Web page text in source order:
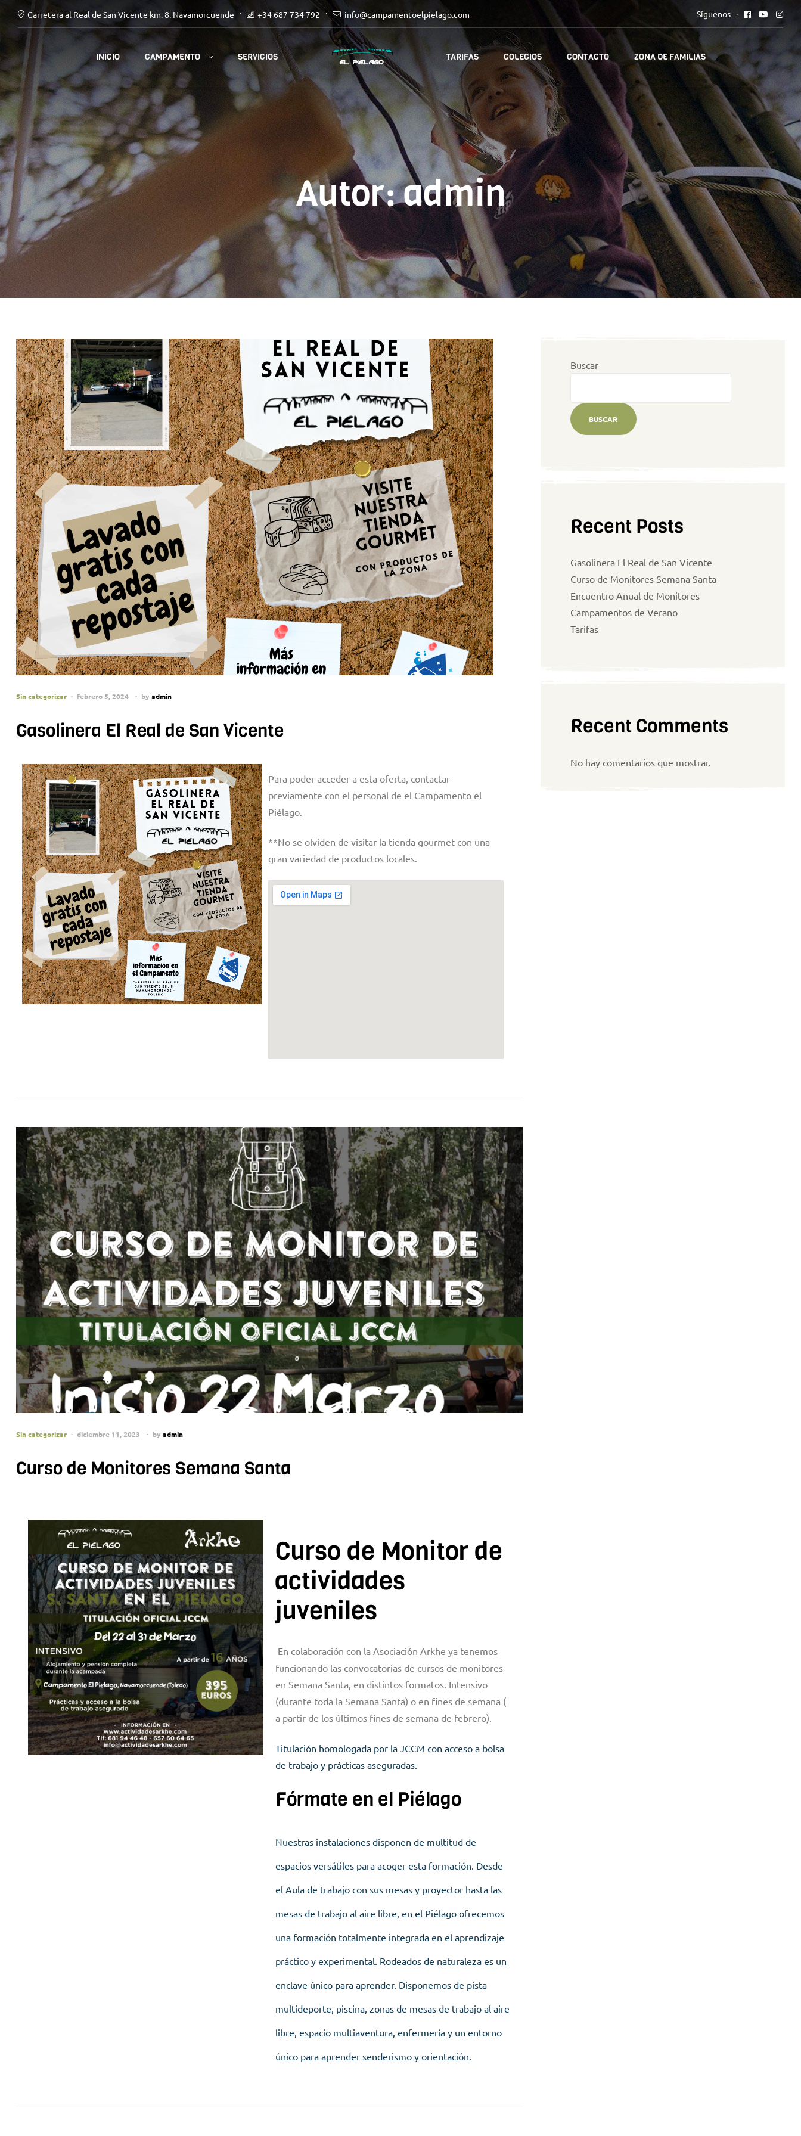
Carretera al Real de San Vicente km. 8. Navamorcuende +34 687 734 792 info@campamentoelpielago.com Síguenos
INICIO CAMPAMENTO SERVICIOS TARIFAS COLEGIOS CONTACTO ZONA DE FAMILIAS
Autor:admin
Sin categorizar febrero 5, 2024 by admin
Gasolinera El Real de San Vicente
Para poder acceder a esta oferta, contactar
previamente con el personal de el Campamento el
Piélago.
**No se olviden de visitar la tienda gourmet con una
gran variedad de productos locales.
Sin categorizar diciembre 11, 2023 by admin
Curso de Monitores Semana Santa
Curso de Monitor de
actividades
juveniles
En colaboración con la Asociación Arkhe ya tenemos
funcionando las convocatorias de cursos de monitores
en Semana Santa, en distintos formatos. Intensivo
(durante toda la Semana Santa) o en fines de semana (
a partir de los últimos fines de semana de febrero).
Titulación homologada por la JCCM con acceso a bolsa
de trabajo y prácticas aseguradas.
Fórmate en el Piélago
Nuestras instalaciones disponen de multitud de
espacios versátiles para acoger esta formación. Desde
el Aula de trabajo con sus mesas y proyector hasta las
mesas de trabajo al aire libre, en el Piélago ofrecemos
una formación totalmente integrada en el aprendizaje
práctico y experimental. Rodeados de naturaleza es un
enclave único para aprender. Disponemos de pista
multideporte, piscina, zonas de mesas de trabajo al aire
libre, espacio multiaventura, enfermería y un entorno
único para aprender senderismo y orientación.
Buscar
BUSCAR
Recent Posts
Gasolinera El Real de San Vicente
Curso de Monitores Semana Santa
Encuentro Anual de Monitores
Campamentos de Verano
Tarifas
Recent Comments
No hay comentarios que mostrar.